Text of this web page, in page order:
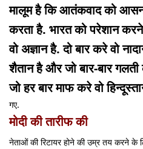
मालूम है कि आतंकवाद को आसन
करता है. भारत को परेशान
वो अज्ञान है. दो बार करे वो
शैतान है और जो बार-बार
जो हर बार माफ करे वो
गए.
मोदी की तारीफ की
नेताओं की रिटायर होने की उम्र तय करने के